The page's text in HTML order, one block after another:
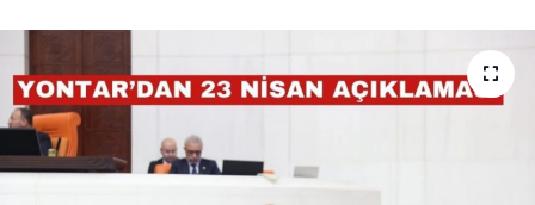
EĞİTİM
TARIM VE HAYVANCILIK